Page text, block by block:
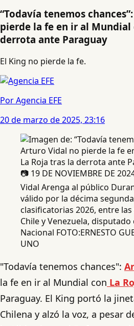
“Todavía tenemos
pierde la fe en ir al Mundial
derrota ante Paraguay
El King no pierde la fe.
Por Agencia EFE
20 de marzo de 2025, 23:16
📷 19 DE NOVIEMBRE DE
Vidal Arenga al público
válido por la décima
clasificatorias 2026, entre
Chile y Venezuela,
Nacional FOTO:ERNESTO
UNO
"Todavía tenemos chances":
la fe en ir al Mundial con La
Paraguay. El King portó la
Chilena y alzó la voz, a pesar